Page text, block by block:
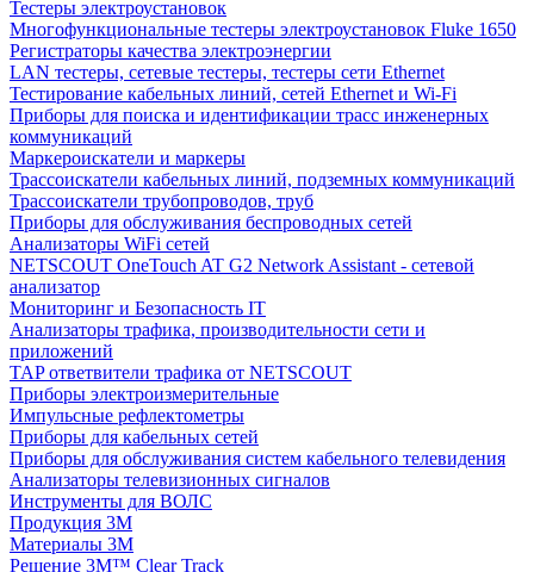
Тестеры электроустановок
Многофункциональные тестеры электроустановок Fluke 1650
Регистраторы качества электроэнергии
LAN тестеры, сетевые тестеры, тестеры сети Ethernet
Тестирование кабельных линий, сетей Ethernet и Wi-Fi
Приборы для поиска и идентификации трасс инженерных
коммуникаций
Маркероискатели и маркеры
Трассоискатели кабельных линий, подземных коммуникаций
Трассоискатели трубопроводов, труб
Приборы для обслуживания беспроводных сетей
Анализаторы WiFi сетей
NETSCOUT OneTouch AT G2 Network Assistant - сетевой
анализатор
Мониторинг и Безопасность IT
Анализаторы трафика, производительности сети и
приложений
TAP ответвители трафика от NETSCOUT
Приборы электроизмерительные
Импульсные рефлектометры
Приборы для кабельных сетей
Приборы для обслуживания систем кабельного телевидения
Анализаторы телевизионных сигналов
Инструменты для ВОЛС
Продукция 3M
Материалы 3М
Решение 3M™ Clear Track